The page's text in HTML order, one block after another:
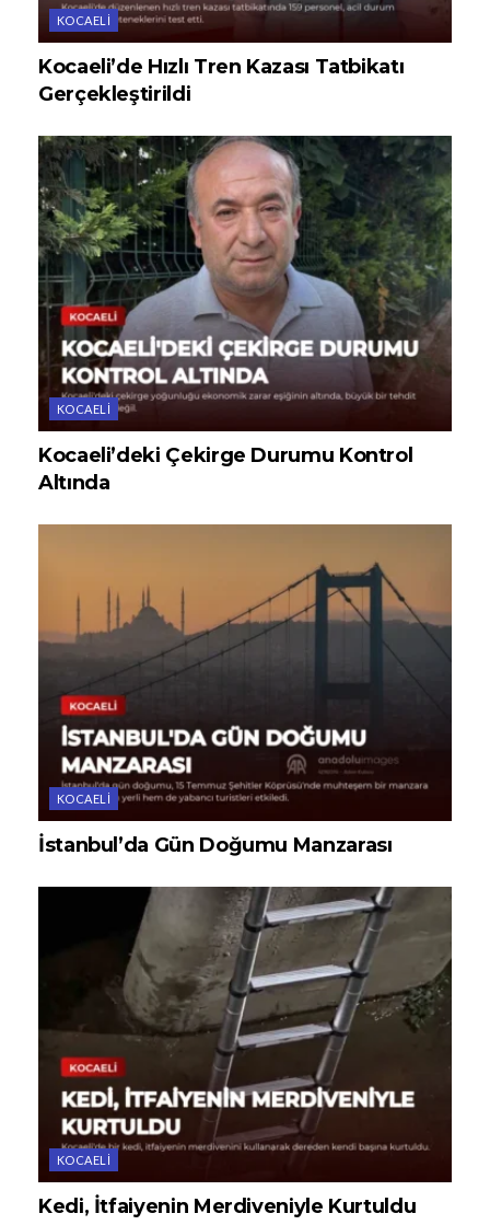
KOCAELI
Kocaeli’de Hızlı Tren Kazası Tatbikatı
Gerçekleştirildi
KOCAELI
Kocaeli’deki Çekirge Durumu Kontrol
Altında
KOCAELI
İstanbul’da Gün Doğumu Manzarası
KOCAELI
Kedi, İtfaiyenin Merdiveniyle Kurtuldu